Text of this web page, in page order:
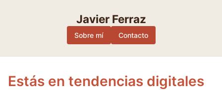
Javier Ferraz
Sobre mí Contacto
Estás en tendencias digitales